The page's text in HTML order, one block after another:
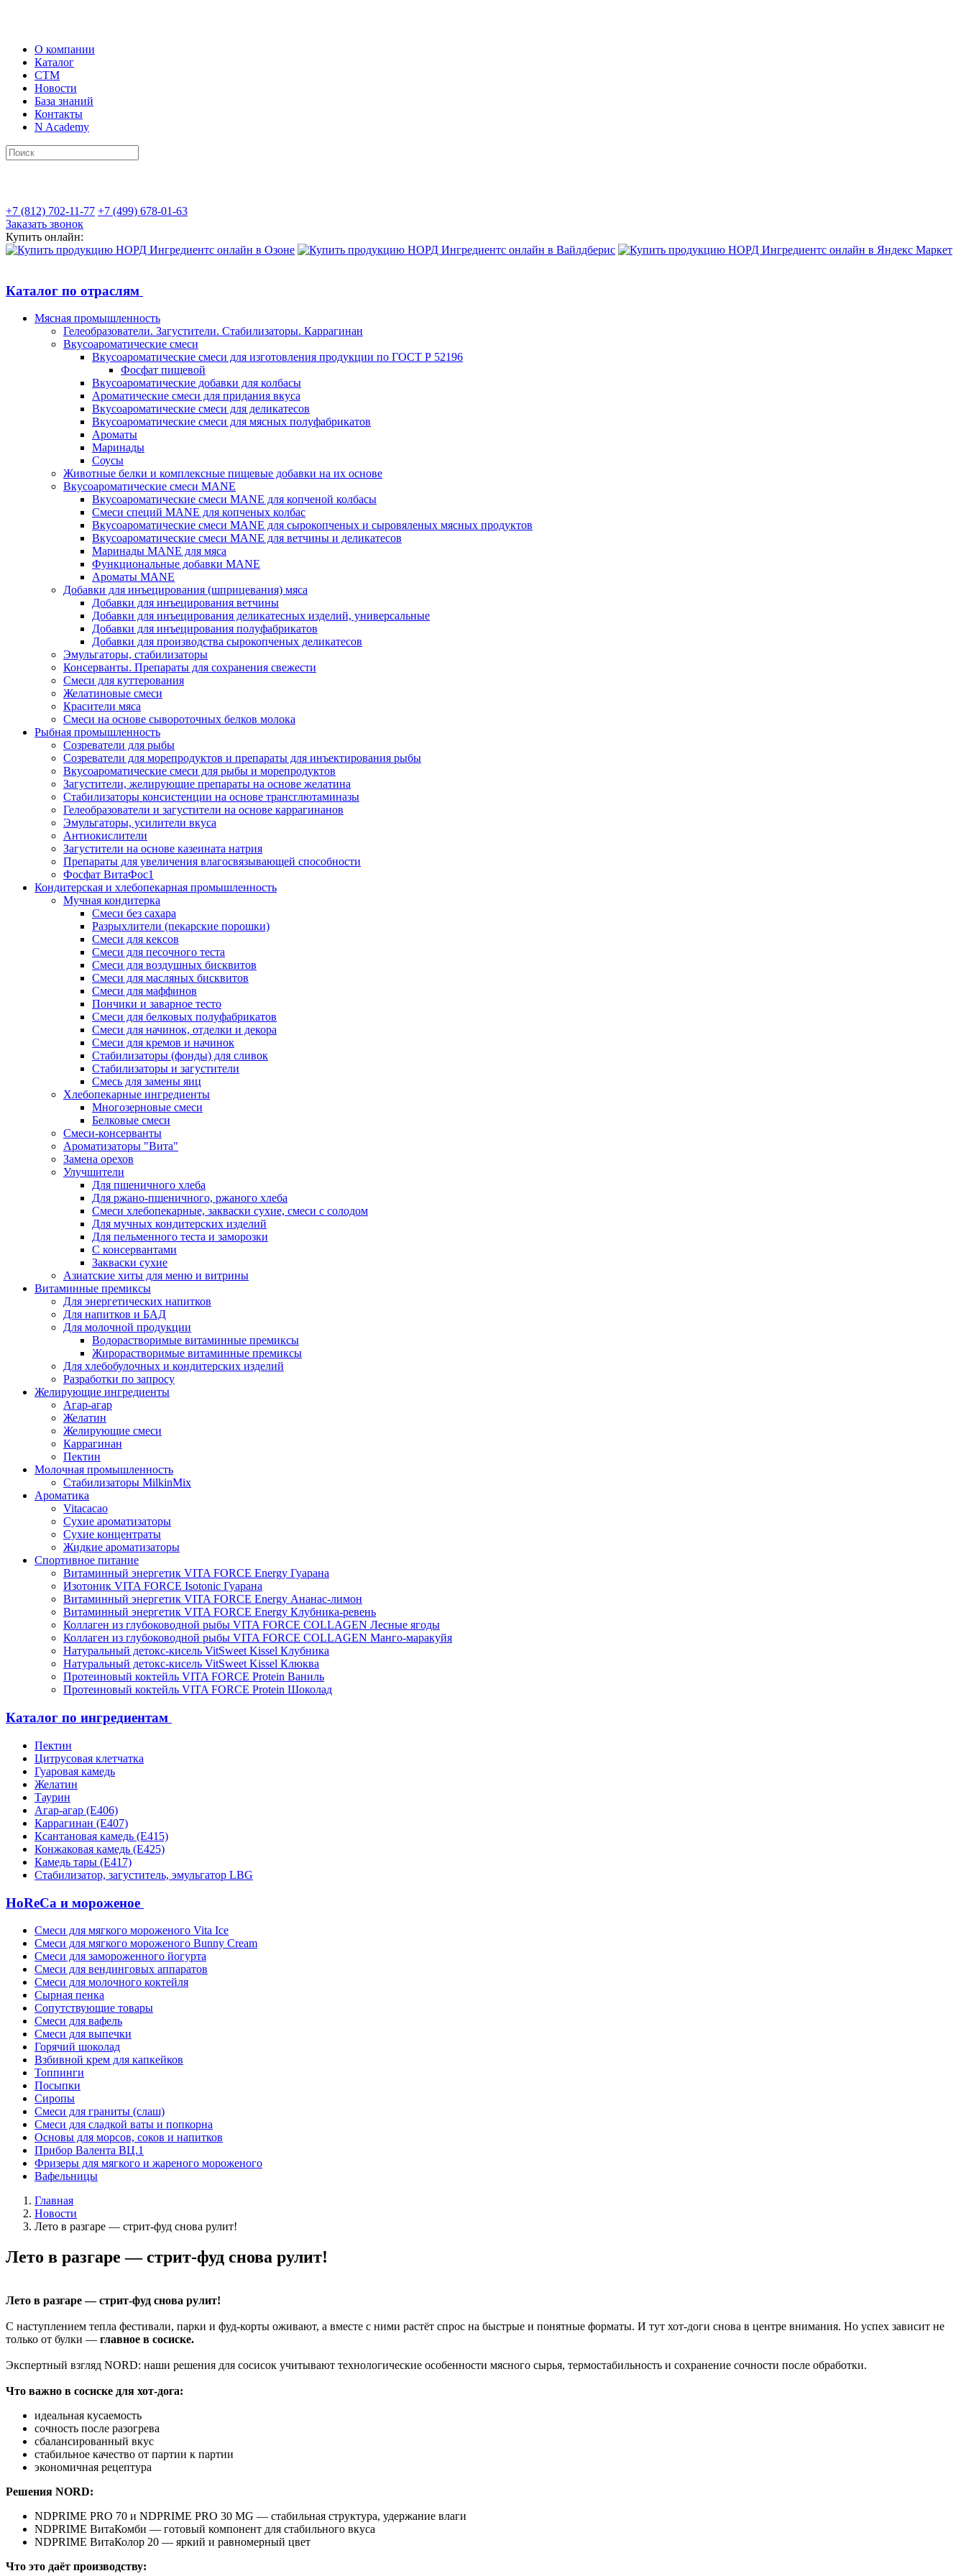
О компании
Каталог
СТМ
Новости
База знаний
Контакты
N Academy
+7 (812) 702-11-77 +7 (499) 678-01-63
Заказать звонок
Купить онлайн:
Каталог по отраслям
Мясная промышленность
Гелеобразователи. Загустители. Стабилизаторы. Каррагинан
Вкусоароматические смеси
Вкусоароматические смеси для изготовления продукции по ГОСТ Р 52196
Фосфат пищевой
Вкусоароматические добавки для колбасы
Ароматические смеси для придания вкуса
Вкусоароматические смеси для деликатесов
Вкусоароматические смеси для мясных полуфабрикатов
Ароматы
Маринады
Соусы
Животные белки и комплексные пищевые добавки на их основе
Вкусоароматические смеси MANE
Вкусоароматические смеси MANE для копченой колбасы
Смеси специй MANE для копченых колбас
Вкусоароматические смеси MANE для сырокопченых и сыровяленых мясных продуктов
Вкусоароматические смеси MANE для ветчины и деликатесов
Маринады MANE для мяса
Функциональные добавки MANE
Ароматы MANE
Добавки для инъецирования (шприцевания) мяса
Добавки для инъецирования ветчины
Добавки для инъецирования деликатесных изделий, универсальные
Добавки для инъецирования полуфабрикатов
Добавки для производства сырокопченых деликатесов
Эмульгаторы, стабилизаторы
Консерванты. Препараты для сохранения свежести
Смеси для куттерования
Желатиновые смеси
Красители мяса
Смеси на основе сывороточных белков молока
Рыбная промышленность
Созреватели для рыбы
Созреватели для морепродуктов и препараты для инъектирования рыбы
Вкусоароматические смеси для рыбы и морепродуктов
Загустители, желирующие препараты на основе желатина
Стабилизаторы консистенции на основе трансглютаминазы
Гелеобразователи и загустители на основе каррагинанов
Эмульгаторы, усилители вкуса
Антиокислители
Загустители на основе казеината натрия
Препараты для увеличения влагосвязывающей способности
Фосфат ВитаФос1
Кондитерская и хлебопекарная промышленность
Мучная кондитерка
Смеси без сахара
Разрыхлители (пекарские порошки)
Смеси для кексов
Смеси для песочного теста
Смеси для воздушных бисквитов
Смеси для масляных бисквитов
Смеси для маффинов
Пончики и заварное тесто
Cмеси для белковых полуфабрикатов
Смеси для начинок, отделки и декора
Смеси для кремов и начинок
Стабилизаторы (фонды) для сливок
Стабилизаторы и загустители
Смесь для замены яиц
Хлебопекарные ингредиенты
Многозерновые смеси
Белковые смеси
Смеси-консерванты
Ароматизаторы "Вита"
Замена орехов
Улучшители
Для пшеничного хлеба
Для ржано-пшеничного, ржаного хлеба
Смеси хлебопекарные, закваски сухие, смеси с солодом
Для мучных кондитерских изделий
Для пельменного теста и заморозки
С консервантами
Закваски сухие
Азиатские хиты для меню и витрины
Витаминные премиксы
Для энергетических напитков
Для напитков и БАД
Для молочной продукции
Водорастворимые витаминные премиксы
Жирорастворимые витаминные премиксы
Для хлебобулочных и кондитерских изделий
Разработки по запросу
Желирующие ингредиенты
Агар-агар
Желатин
Желирующие смеси
Каррагинан
Пектин
Молочная промышленность
Стабилизаторы MilkinMix
Ароматика
Vitacacao
Сухие ароматизаторы
Сухие концентраты
Жидкие ароматизаторы
Спортивное питание
Витаминный энергетик VITA FORCE Energy Гуарана
Изотоник VITA FORCE Isotonic Гуарана
Витаминный энергетик VITA FORCE Energy Ананас-лимон
Витаминный энергетик VITA FORCE Energy Клубника-ревень
Коллаген из глубоководной рыбы VITA FORCE COLLAGEN Лесные ягоды
Коллаген из глубоководной рыбы VITA FORCE COLLAGEN Манго-маракуйя
Натуральный детокс-кисель VitSweet Kissel Клубника
Натуральный детокс-кисель VitSweet Kissel Клюква
Протеиновый коктейль VITA FORCE Protein Ваниль
Протеиновый коктейль VITA FORCE Protein Шоколад
Каталог по ингредиентам
Пектин
Цитрусовая клетчатка
Гуаровая камедь
Желатин
Таурин
Агар-агар (Е406)
Каррагинан (Е407)
Ксантановая камедь (Е415)
Конжаковая камедь (Е425)
Камедь тары (Е417)
Стабилизатор, загуститель, эмульгатор LBG
HoReCa и мороженое
Смеси для мягкого мороженого Vita Ice
Смеси для мягкого мороженого Bunny Cream
Смеси для замороженного йогурта
Смеси для вендинговых аппаратов
Смеси для молочного коктейля
Сырная пенка
Сопутствующие товары
Смеси для вафель
Смеси для выпечки
Горячий шоколад
Взбивной крем для капкейков
Топпинги
Посыпки
Сиропы
Смеси для граниты (слаш)
Смеси для сладкой ваты и попкорна
Основы для морсов, соков и напитков
Прибор Валента ВЦ.1
Фризеры для мягкого и жареного мороженого
Вафельницы
Главная
Новости
Лето в разгаре — стрит-фуд снова рулит!
Лето в разгаре — стрит-фуд снова рулит!
Лето в разгаре — стрит-фуд снова рулит!
С наступлением тепла фестивали, парки и фуд-корты оживают, а вместе с ними растёт спрос на быстрые и понятные форматы. И тут хот-доги снова в центре внимания. Но успех зависит не
только от булки — главное в сосиске.
Экспертный взгляд NORD: наши решения для сосисок учитывают технологические особенности мясного сырья, термостабильность и сохранение сочности после обработки.
Что важно в сосиске для хот-дога:
идеальная кусаемость
сочность после разогрева
сбалансированный вкус
стабильное качество от партии к партии
экономичная рецептура
Решения NORD:
NDPRIME PRO 70 и NDPRIME PRO 30 MG — стабильная структура, удержание влаги
NDPRIME ВитаКомби — готовый компонент для стабильного вкуса
NDPRIME ВитаКолор 20 — яркий и равномерный цвет
Что это даёт производству: